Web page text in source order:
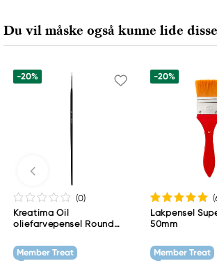
Du vil måske også kunne lide disse
-20%
(0)
Kreatima Oil
oliefarvepensel Round
Member Treat
-20%
Lakpensel
50mm
Member Treat